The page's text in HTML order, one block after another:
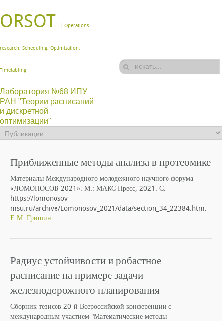
ORSOT | Operations
research, Scheduling, Optimization,
Timetabling
Лаборатория №68 ИПУ
РАН "Теории расписаний
и дискретной
оптимизации"
Приближенные методы анализа в протеомике
Материалы Международного молодежного научного форума
«ЛОМОНОСОВ-2021». М.: МАКС Пресс, 2021. С.
https://lomonosov-
msu.ru/archive/Lomonosov_2021/data/section_34_22384.htm.
Е.М. Гришин
Радиус устойчивости и робастное
расписание на примере задачи
железнодорожного планирования
Сборник тезисов 20-й Всероссийской конференции с
международным участием "Математические методы